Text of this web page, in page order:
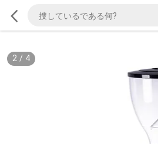
2/ 4